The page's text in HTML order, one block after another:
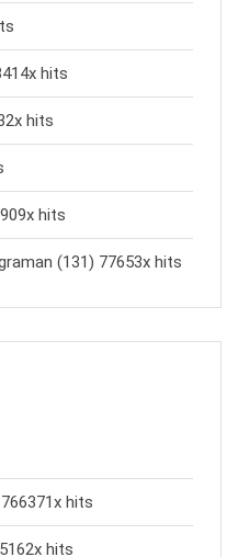
hits
hits
hits
(131) 77653x hits
hits
hits